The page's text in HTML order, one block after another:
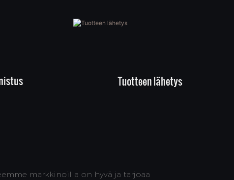
Tuotteen lähetys
markkinoilla on hyvä ja tarjoaa